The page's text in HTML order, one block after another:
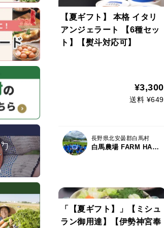
【夏ギフト】 本格 イタリ
アンジェラート 【6種セッ
ト】【熨斗対応可】
¥3,300
送料 ¥649
長野県北安曇郡白馬村
白馬農場 FARM HAKUBA
「【夏ギフト】」【ミシュ
ラン御用達】【伊勢神宮奉